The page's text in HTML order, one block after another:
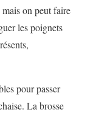
mais on peut faire
les poignets
pour passer
La brosse